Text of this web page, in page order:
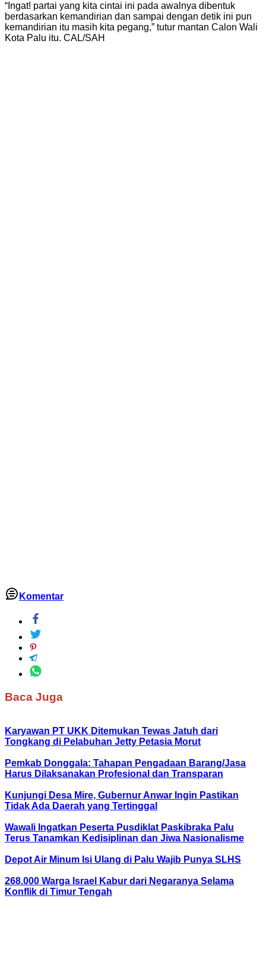
“Ingat! partai yang kita cintai ini pada awalnya dibentuk
berdasarkan kemandirian dan sampai dengan detik ini pun
kemandirian itu masih kita pegang,” tutur mantan Calon Wali
Kota Palu itu. CAL/SAH
Komentar
Baca Juga
Karyawan PT UKK Ditemukan Tewas Jatuh dari
Tongkang di Pelabuhan Jetty Petasia Morut
Pemkab Donggala: Tahapan Pengadaan Barang/Jasa
Harus Dilaksanakan Profesional dan Transparan
Kunjungi Desa Mire, Gubernur Anwar Ingin Pastikan
Tidak Ada Daerah yang Tertinggal
Wawali Ingatkan Peserta Pusdiklat Paskibraka Palu
Terus Tanamkan Kedisiplinan dan Jiwa Nasionalisme
Depot Air Minum Isi Ulang di Palu Wajib Punya SLHS
268.000 Warga Israel Kabur dari Negaranya Selama
Konflik di Timur Tengah